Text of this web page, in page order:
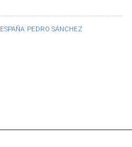
ESPAÑA PEDRO SÁNCHEZ